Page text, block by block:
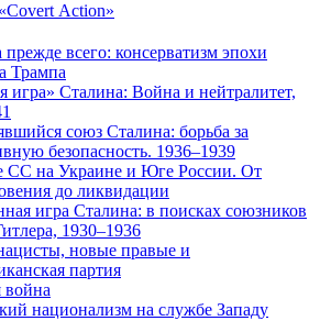
Action»
всего: консерватизм эпохи
Трампа
игра» Сталина: Война и нейтралитет,
союз Сталина: борьба за
безопасность. 1936–1939
СС на Украине и Юге России. От
до ликвидации
игра Сталина: в поисках союзников
1930–1936
новые правые и
партия
национализм на службе Западу